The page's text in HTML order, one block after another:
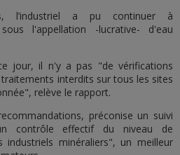
l’industriel a pu continuer à
l'appellation -lucrative- d'eau
jour, il n'y a pas "de vérifications
traitements interdits sur tous les sites
relève le rapport.
préconise un suivi
contrôle effectif du niveau de
industriels minéraliers", un meilleur